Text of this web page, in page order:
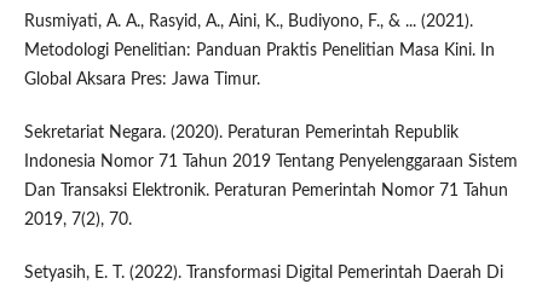
Rusmiyati, A. A., Rasyid, A., Aini, K., Budiyono, F., & ... (2021).
Metodologi Penelitian: Panduan Praktis Penelitian Masa Kini. In
Global Aksara Pres: Jawa Timur.
Sekretariat Negara. (2020). Peraturan Pemerintah Republik
Indonesia Nomor 71 Tahun 2019 Tentang Penyelenggaraan Sistem
Dan Transaksi Elektronik. Peraturan Pemerintah Nomor 71 Tahun
2019, 7(2), 70.
Setyasih, E. T. (2022). Transformasi Digital Pemerintah Daerah Di